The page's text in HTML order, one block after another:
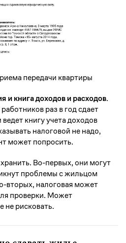
передачи квартиры
и книга доходов и расходов.
раз в год сдает
книгу учета доходов
налоговой не надо,
может попросить.
Во-первых, они могут
проблемы с жильцом
вторых, налоговая может
проверки. Может
не рисковать.